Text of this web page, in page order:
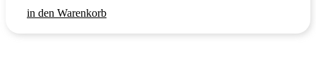
in den Warenkorb